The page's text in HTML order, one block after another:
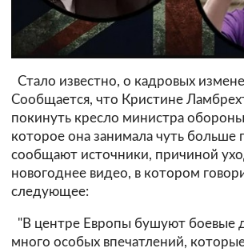
Стало известно, о кадровых
Сообщается, что Кристине
покинуть кресло министра
которое она занимала чуть больше
сообщают источники, причиной
новогоднее видео, в котором
следующее:
"В центре Европы бушуют боевые
много особых впечатлений,